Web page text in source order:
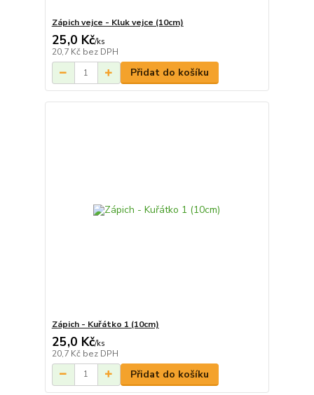
Zápich vejce - Kluk vejce (10cm)
25,0 Kč/ks
20,7 Kč bez DPH
Přidat do košíku
Zápich - Kuřátko 1 (10cm)
25,0 Kč/ks
20,7 Kč bez DPH
Přidat do košíku